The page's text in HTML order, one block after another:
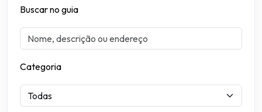
Buscar no guia
Categoria